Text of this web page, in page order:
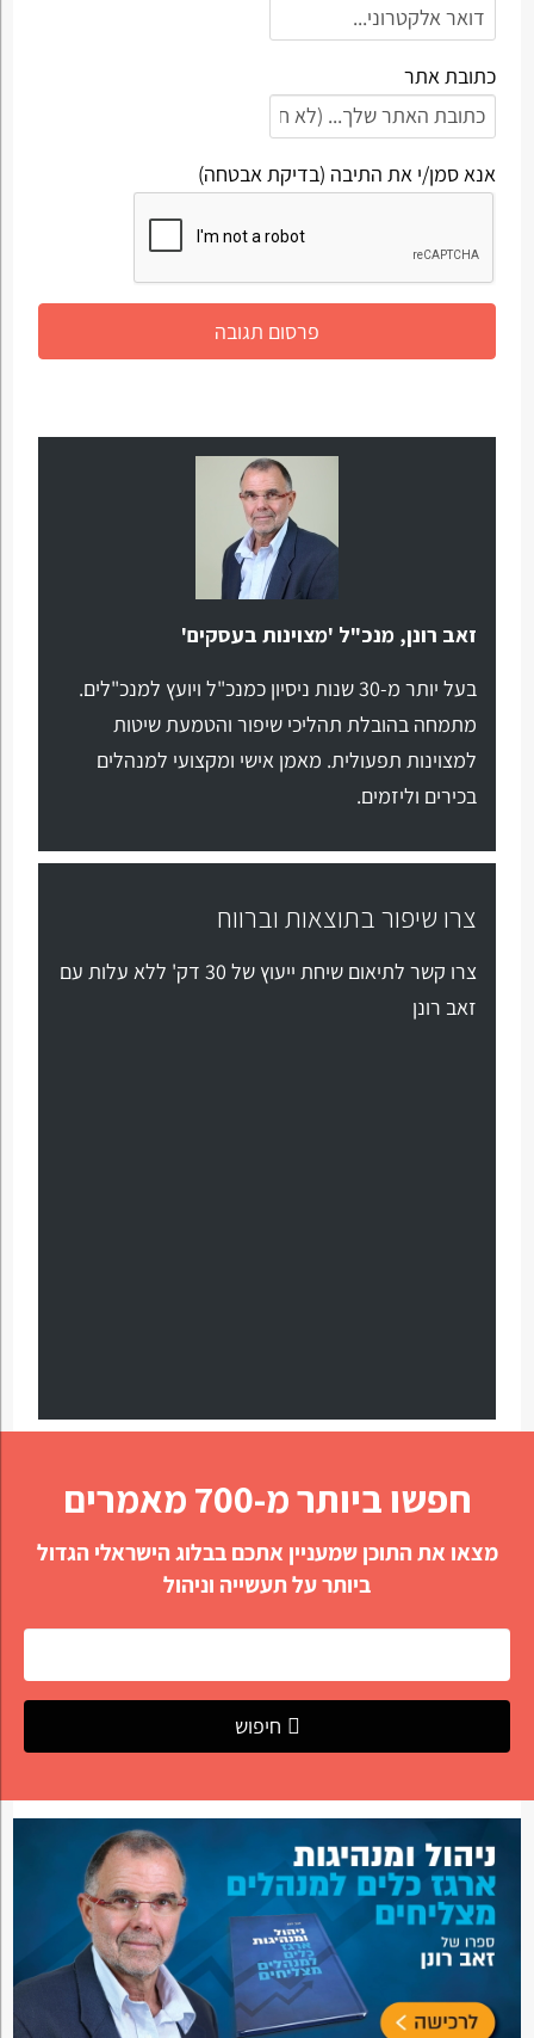
כתובת אתר
אנא סמן/י את התיבה (בדיקת אבטחה)
זאב רונן, מנכ"ל 'מצוינות בעסקים'
בעל יותר מ-30 שנות ניסיון כמנכ"ל ויועץ למנכ"לים.
מתמחה בהובלת תהליכי שיפור והטמעת שיטות
למצוינות תפעולית. מאמן אישי ומקצועי למנהלים
בכירים וליזמים.
צרו שיפור בתוצאות וברווח
צרו קשר לתיאום שיחת ייעוץ של 30 דק' ללא עלות עם
זאב רונן
חפשו ביותר מ-700 מאמרים
מצאו את התוכן שמעניין אתכם בבלוג הישראלי הגדול
ביותר על תעשייה וניהול
חיפוש